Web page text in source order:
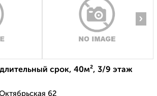
›
срок, 40м², 3/9 этаж
62